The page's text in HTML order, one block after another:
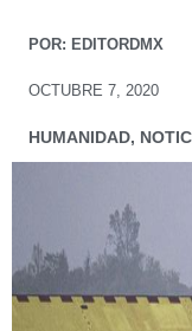
POR: EDITORDMX
OCTUBRE 7, 2020
HUMANIDAD,